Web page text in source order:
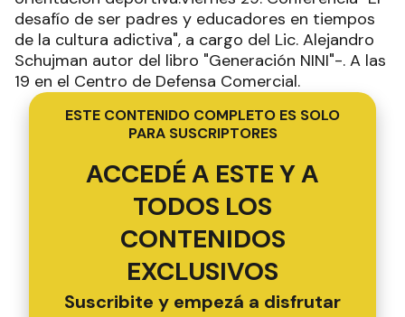
desafío de ser padres y educadores en tiempos
de la cultura adictiva", a cargo del Lic. Alejandro
Schujman autor del libro "Generación NINI"-. A las
19 en el Centro de Defensa Comercial.
ESTE CONTENIDO COMPLETO ES SOLO
PARA SUSCRIPTORES
ACCEDÉ A ESTE Y A
TODOS LOS
CONTENIDOS
EXCLUSIVOS
Suscribite y empezá a disfrutar